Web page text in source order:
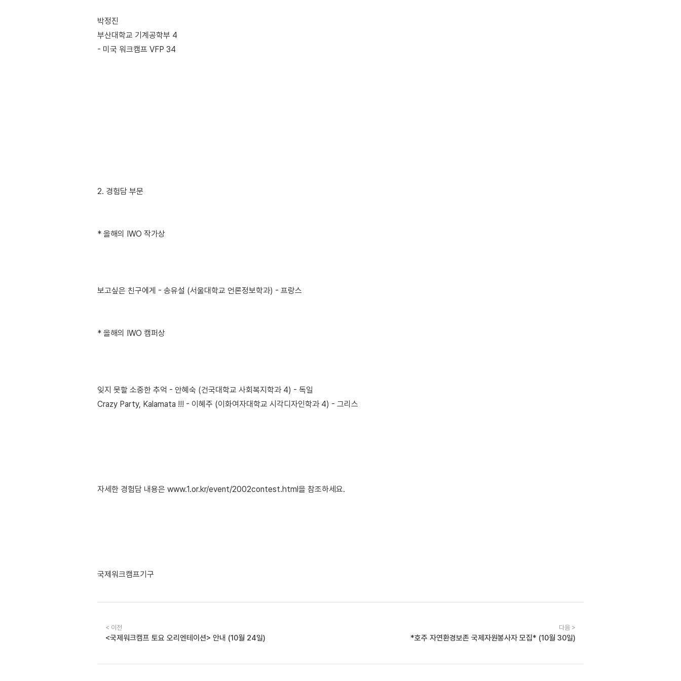
박정진
부산대학교 기계공학부 4
- 미국 워크캠프 VFP 34
2. 경험담 부문
* 올해의 IWO 작가상
보고싶은 친구에게 - 송유설 (서울대학교 언론정보학과) - 프랑스
* 올해의 IWO 캠퍼상
잊지 못할 소중한 추억 - 안혜숙 (건국대학교 사회복지학과 4) - 독일
Crazy Party, Kalamata !!! - 이혜주 (이화여자대학교 시각디자인학과 4) - 그리스
자세한 경험담 내용은 www.1.or.kr/event/2002contest.html을 참조하세요.
국제워크캠프기구
< 이전
<국제워크캠프 토요 오리엔테이션> 안내 (10월 24일)
다음 >
*호주 자연환경보존 국제자원봉사자 모집* (10월 30일)